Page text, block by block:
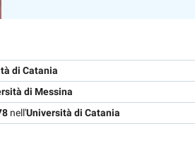
di Catania
di Messina
nell'Università di Catania